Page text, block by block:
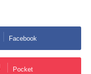
Facebook
Pocket